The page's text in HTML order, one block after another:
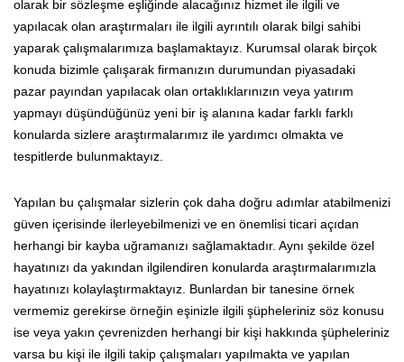
olarak bir sözleşme eşliğinde alacağınız hizmet ile ilgili ve
yapılacak olan araştırmaları ile ilgili ayrıntılı olarak bilgi sahibi
yaparak çalışmalarımıza başlamaktayız. Kurumsal olarak birçok
konuda bizimle çalışarak firmanızın durumundan piyasadaki
pazar payından yapılacak olan ortaklıklarınızın veya yatırım
yapmayı düşündüğünüz yeni bir iş alanına kadar farklı farklı
konularda sizlere araştırmalarımız ile yardımcı olmakta ve
tespitlerde bulunmaktayız.
Yapılan bu çalışmalar sizlerin çok daha doğru adımlar atabilmenizi
güven içerisinde ilerleyebilmenizi ve en önemlisi ticari açıdan
herhangi bir kayba uğramanızı sağlamaktadır. Aynı şekilde özel
hayatınızı da yakından ilgilendiren konularda araştırmalarımızla
hayatınızı kolaylaştırmaktayız. Bunlardan bir tanesine örnek
vermemiz gerekirse örneğin eşinizle ilgili şüpheleriniz söz konusu
ise veya yakın çevrenizden herhangi bir kişi hakkında şüpheleriniz
varsa bu kişi ile ilgili takip çalışmaları yapılmakta ve yapılan